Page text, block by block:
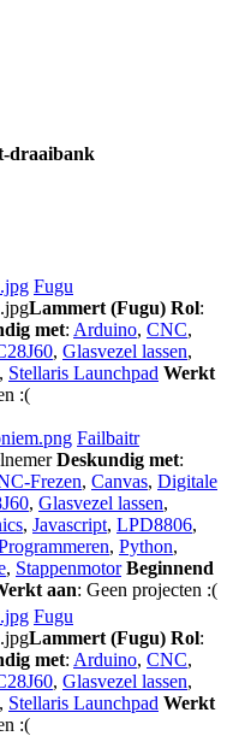
draaibank
Fugu
Lammert (Fugu) Rol:
met: Arduino, CNC,
, Glasvezel lassen,
, Stellaris Launchpad Werkt
:(
Failbaitr
Deskundig met:
Frezen, Canvas, Digitale
, Glasvezel lassen,
, Javascript, LPD8806,
, Python,
, Stappenmotor Beginnend
aan: Geen projecten :(
Fugu
Lammert (Fugu) Rol:
met: Arduino, CNC,
, Glasvezel lassen,
, Stellaris Launchpad Werkt
:(